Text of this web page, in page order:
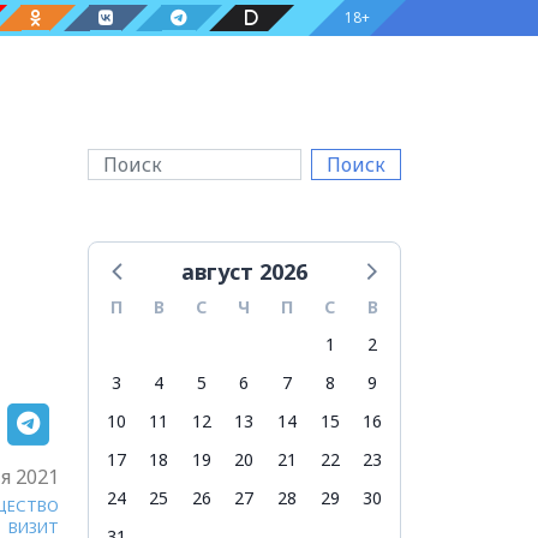
18+
Поиск
2021
ВИЗИТ
август 2026
П В С Ч П С
В
1
2
3
4 5 6 7 8
9
10
11 12 13 14 15
16
17
18 19 20 21 22
23
24
25 26 27 28 29
30